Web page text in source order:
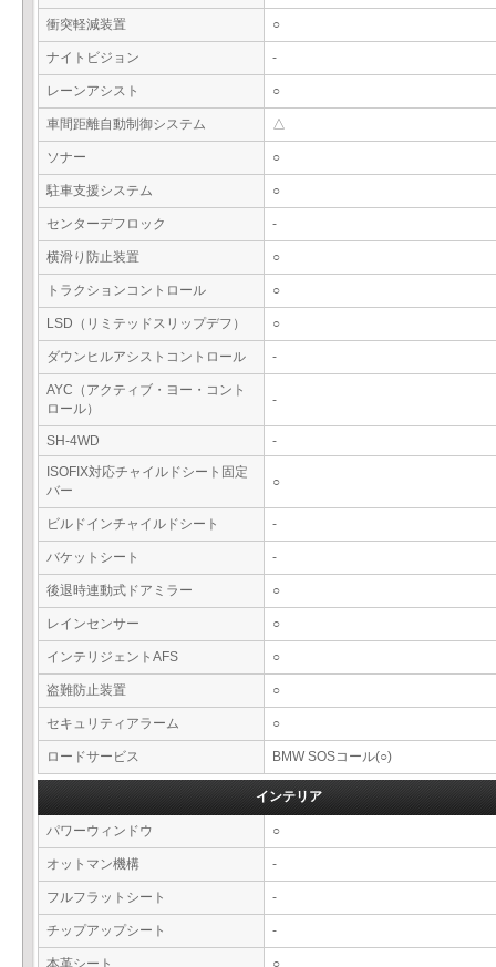
衝突軽減装置 ○
ナイトビジョン -
レーンアシスト ○
車間距離自動制御システム △
ソナー ○
駐車支援システム ○
センターデフロック -
横滑り防止装置 ○
トラクションコントロール ○
LSD（リミテッドスリップデフ） ○
ダウンヒルアシストコントロール -
AYC（アクティブ・ヨー・コント
ロール）
-
SH-4WD
-
ISOFIX対応チャイルドシート固定
バー
○
ビルドインチャイルドシート -
バケットシート -
後退時連動式ドアミラー ○
レインセンサー ○
インテリジェントAFS ○
盗難防止装置 ○
セキュリティアラーム ○
ロードサービス BMW SOSコール(○)
インテリア
パワーウィンドウ ○
オットマン機構 -
フルフラットシート -
チップアップシート -
本革シート ○